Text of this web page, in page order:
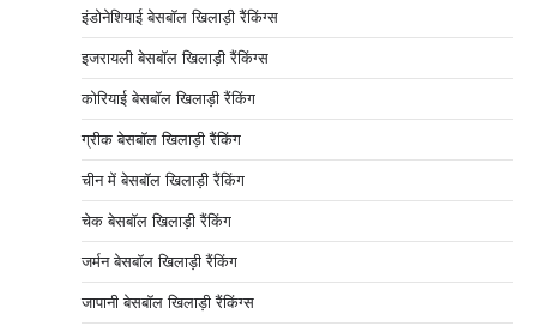
इंडोनेशियाई बेसबॉल खिलाड़ी रैंकिंग्स
इजरायली बेसबॉल खिलाड़ी रैंकिंग्स
कोरियाई बेसबॉल खिलाड़ी रैंकिंग
ग्रीक बेसबॉल खिलाड़ी रैंकिंग
चीन में बेसबॉल खिलाड़ी रैंकिंग
चेक बेसबॉल खिलाड़ी रैंकिंग
जर्मन बेसबॉल खिलाड़ी रैंकिंग
जापानी बेसबॉल खिलाड़ी रैंकिंग्स